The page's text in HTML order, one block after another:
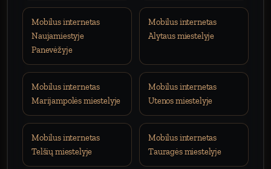
Mobilus internetas
Naujamiestyje
Panevėžyje
Mobilus internetas
Alytaus miestelyje
Mobilus internetas
Marijampolės miestelyje
Mobilus internetas
Utenos miestelyje
Mobilus internetas
Telšių miestelyje
Mobilus internetas
Tauragės miestelyje